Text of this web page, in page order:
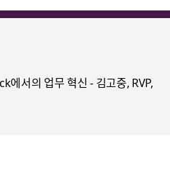
에서의 업무 혁신 - 김고중, RVP,